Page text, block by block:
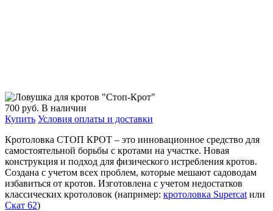
700 руб. В наличии
Купить Условия оплаты и доставки
Кротоловка СТОП КРОТ – это инновационное средство для
самостоятельной борьбы с кротами на участке. Новая
конструкция и подход для физического истребления кротов.
Создана с учетом всех проблем, которые мешают садоводам
избавиться от кротов. Изготовлена с учетом недостатков
классических кротоловок (например: кротоловка Supercat или
Скат 62)